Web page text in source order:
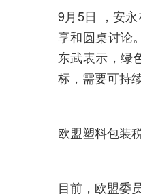
9月5日 ，安
享和圆桌讨论
东武表示，绿
标，需要可持
欧盟塑料包装
目前，欧盟委